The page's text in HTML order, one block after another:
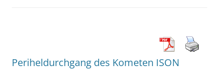
Periheldurchgang des Kometen ISON